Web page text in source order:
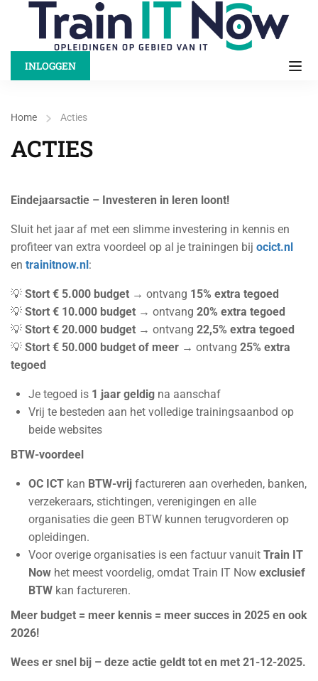
INLOGGEN
Home Acties
ACTIES
Eindejaarsactie – Investeren in leren loont!
Sluit het jaar af met een slimme investering in kennis en
profiteer van extra voordeel op al je trainingen bij ocict.nl
en trainitnow.nl:
💡 Stort € 5.000 budget → ontvang 15% extra tegoed
💡 Stort € 10.000 budget → ontvang 20% extra tegoed
💡 Stort € 20.000 budget → ontvang 22,5% extra tegoed
💡 Stort € 50.000 budget of meer → ontvang 25% extra
tegoed
Je tegoed is 1 jaar geldig na aanschaf
Vrij te besteden aan het volledige trainingsaanbod op
beide websites
BTW-voordeel
OC ICT kan BTW-vrij factureren aan overheden, banken,
verzekeraars, stichtingen, verenigingen en alle
organisaties die geen BTW kunnen terugvorderen op
opleidingen.
Voor overige organisaties is een factuur vanuit Train IT
Now het meest voordelig, omdat Train IT Now exclusief
BTW kan factureren.
Meer budget = meer kennis = meer succes in 2025 en ook
2026!
Wees er snel bij – deze actie geldt tot en met 21-12-2025.